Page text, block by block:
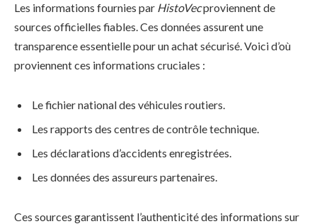
Les informations fournies par HistoVecproviennent de
sources officielles fiables. Ces données assurent une
transparence essentielle pour un achat sécurisé. Voici d’où
proviennent ces informations cruciales :
Le fichier national des véhicules routiers.
Les rapports des centres de contrôle technique.
Les déclarations d’accidents enregistrées.
Les données des assureurs partenaires.
Ces sources garantissent l’authenticité des informations sur